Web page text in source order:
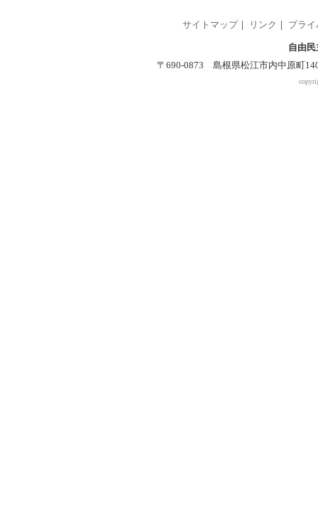
サイトマップ｜ リンク プラ
自由
〒690-0873 島根県松江市内中原町